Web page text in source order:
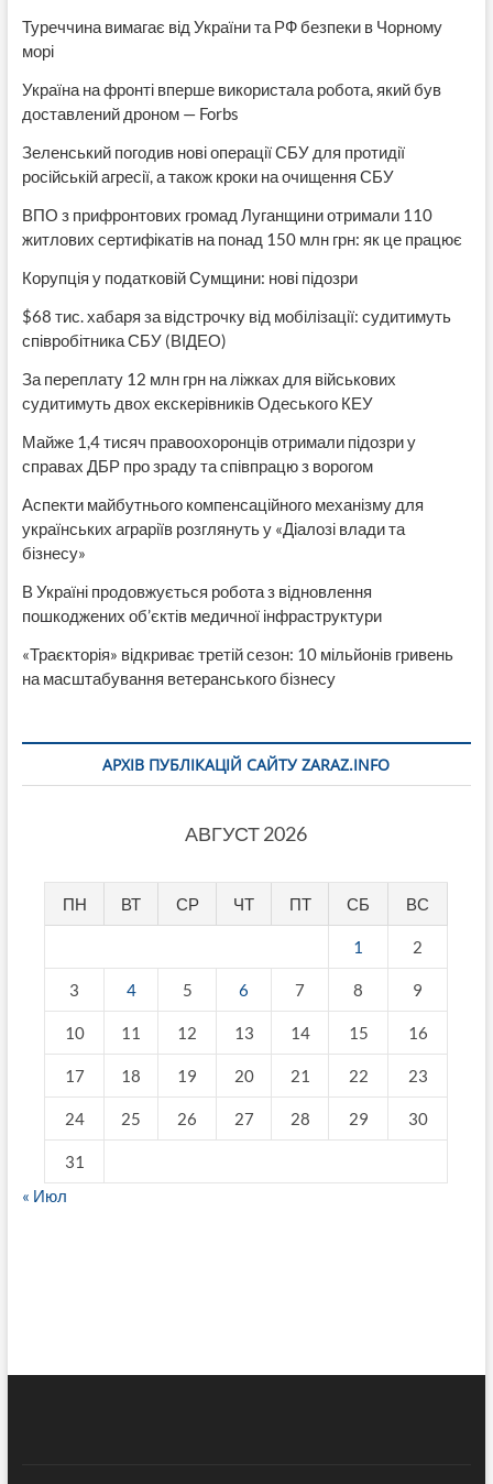
Туреччина вимагає від України та РФ безпеки в Чорному
морі
Україна на фронті вперше використала робота, який був
доставлений дроном — Forbs
Зеленський погодив нові операції СБУ для протидії
російській агресії, а також кроки на очищення СБУ
ВПО з прифронтових громад Луганщини отримали 110
житлових сертифікатів на понад 150 млн грн: як це працює
Корупція у податковій Сумщини: нові підозри
$68 тис. хабаря за відстрочку від мобілізації: судитимуть
співробітника СБУ (ВІДЕО)
За переплату 12 млн грн на ліжках для військових
судитимуть двох екскерівників Одеського КЕУ
Майже 1,4 тисяч правоохоронців отримали підозри у
справах ДБР про зраду та співпрацю з ворогом
Аспекти майбутнього компенсаційного механізму для
українських аграріїв розглянуть у «Діалозі влади та
бізнесу»
В Україні продовжується робота з відновлення
пошкоджених об’єктів медичної інфраструктури
«Траєкторія» відкриває третій сезон: 10 мільйонів гривень
на масштабування ветеранського бізнесу
АРХІВ ПУБЛІКАЦІЙ САЙТУ ZARAZ.INFO
АВГУСТ 2026
ПН ВТ СР ЧТ ПТ СБ ВС
1 2
3 4 5 6 7 8 9
10 11 12 13 14 15 16
17 18 19 20 21 22 23
24 25 26 27 28 29 30
31
« Июл